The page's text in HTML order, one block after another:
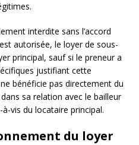
interdite sans l’accord
autorisée, le loyer de sous-
principal, sauf si le preneur a
justifiant cette
bénéficie pas directement du
sa relation avec le bailleur
vis du locataire principal.
du loyer